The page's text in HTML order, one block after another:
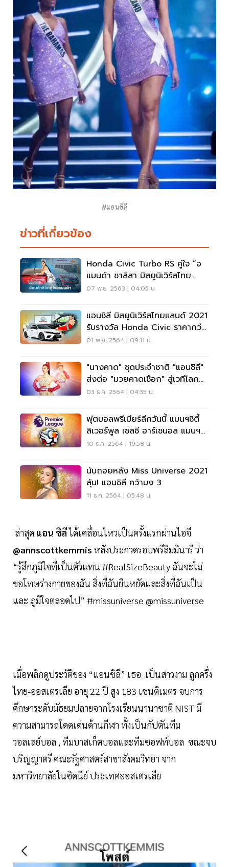
#แอนชิลี
ข่าวที่เกี่ยวข้อง
Honda Civic Turbo RS คู่ใจ “อ
แมนด้า ชาลิสา มิสยูนิเวิร์สไทย
แลนด์”
07 พ.ย. 2563 | 04:05 น.
แอนชิลี มิสยูนิเวิร์สไทยแลนด์ 2021
รับรางวัล Honda Civic ราคากว่า
1.2 ล้าน
01 พ.ย. 2564 | 09:11 น.
"นางคาด" ชุดประจำชาติ "แอนชิลี"
ส่งต่อ "มวยคาดเชือก" สู่เวทีโลก
Miss Universe
03 ธ.ค. 2564 | 04:35 น.
ฟุตบอลพรีเมียร์ลีกวันนี้ แมนฯซิตี้
ลิเวอร์พูล เชลซี อาร์เซนอล แมนฯยู
ลงสนาม
10 ธ.ค. 2564 | 19:58 น.
นับถอยหลัง Miss Universe 2021
ลุ้น! แอนชิลี คว้ามง 3
11 ธ.ค. 2564 | 05:48 น.
ล่าสุด แอน ชิลีได้เคลื่อนไหวเป็นครั้งแรกผ่านไอจี
@annscottkemmis หลังประกวดรอบพรีลิมมินารี ว่า
“รู้สึกภูมิใจที่เป็นตัวแทน #RealSizeBeauty ฉันจะไม่
ขอโทษร่างกายของฉัน สิ่งที่ฉันยืนหยัดและสิ่งที่ฉันเป็น
และ ภูมิใจตลอดไป” #missuniverse @missuniverse
เมื่อพลิกดูประวัติของ “แอนชิลี” เธอ เป็นสาวงาม ลูกครึ่ง
ไทย-ออสเตรเลีย อายุ 22 ปี สูง 183 เซนติเมตร จบการ
ศึกษาระดับมัธยมปลายจากโรงเรียนนานาชาติ NIST มี
ความสามารถโดดเด่นด้านกีฬา ทั้งเป็นกัปตันทีม
วอลเลย์บอล , ทีมบาสเก็ตบอลและทีมซอฟท์บอล ขณะจบ
ปริญญาตรี คณะรัฐศาสตร์สาขาสังคมวิทยา จาก
มหาวิทยาลัยในซิดนีย์ ประเทศออสเตรเลีย